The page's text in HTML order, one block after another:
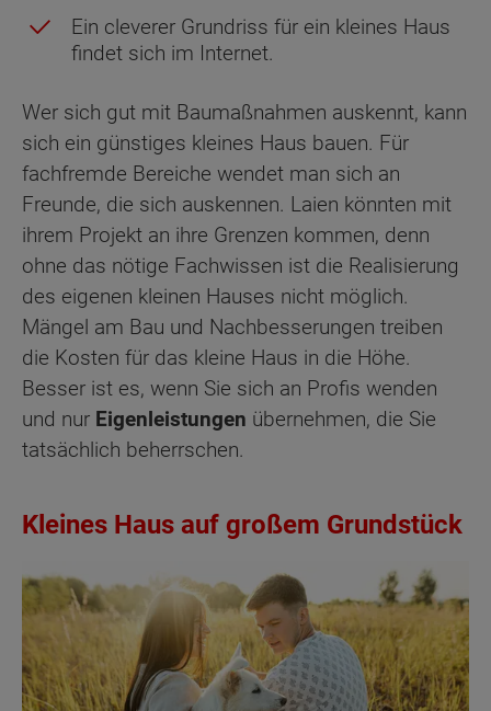
Ein cleverer Grundriss für ein kleines Haus
findet sich im Internet.
Wer sich gut mit Baumaßnahmen auskennt, kann
sich ein günstiges kleines Haus bauen. Für
fachfremde Bereiche wendet man sich an
Freunde, die sich auskennen. Laien könnten mit
ihrem Projekt an ihre Grenzen kommen, denn
ohne das nötige Fachwissen ist die Realisierung
des eigenen kleinen Hauses nicht möglich.
Mängel am Bau und Nachbesserungen treiben
die Kosten für das kleine Haus in die Höhe.
Besser ist es, wenn Sie sich an Profis wenden
und nur Eigenleistungen übernehmen, die Sie
tatsächlich beherrschen.
Kleines Haus auf großem Grundstück